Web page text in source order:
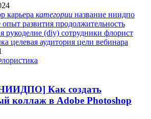
карьера категории название ниидпо
опыт развития продолжительность
рукоделие (diy) сотрудники флорист
целевая аудитория цели вебинара
Как создать
коллаж в Adobe Photoshop